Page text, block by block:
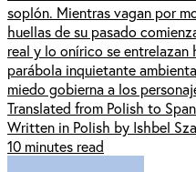
soplón. Mientras vagan por
huellas de su pasado
real y lo onírico se
parábola inquietante
miedo gobierna a los
Translated from Polish to
Written in Polish by Ishbel
10 minutes read